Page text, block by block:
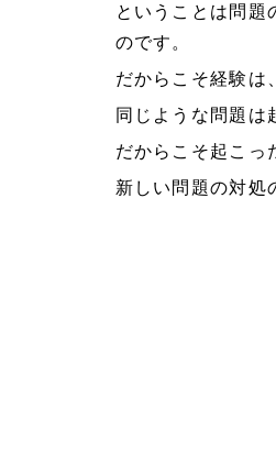
ということは問題
のです。
だからこそ経験は
同じような問題は
だからこそ起こっ
新しい問題の対